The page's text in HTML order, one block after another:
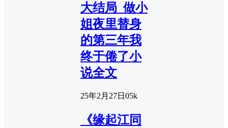
大结局_做小
姐夜里替身
的第三年我
终于倦了小
说全文
25年2月27日 05k
《缘起江同